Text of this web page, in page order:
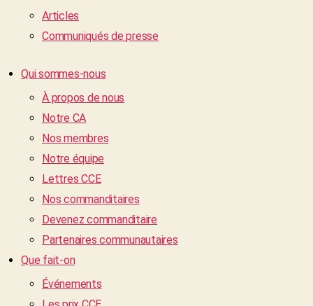
Articles
Communiqués de presse
Qui sommes-nous
À propos de nous
Notre CA
Nos membres
Notre équipe
Lettres CCE
Nos commanditaires
Devenez commanditaire
Partenaires communautaires
Que fait-on
Événements